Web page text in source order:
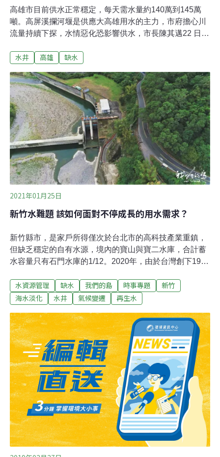
高雄市目前供水正常穩定，每天需水量約140萬到145萬
噸。高屏溪攔河堰是供應大高雄用水的主力，市府擔心川
流量持續下探，水情惡化恐影響供水，市長陳其邁22 日要
說明水情現況、抗旱應變方式，包括研議調度南化水庫回
SPA池等用水。高市府水利局指出，透過區域供水調度，
如南化水庫回送水源給大高雄、啟用151口抗旱水井並擴
大抽水量等，以因應民生需求，相關方案都要超前部署。
水井 高雄 缺水
2021年01月25日
新竹水難題 該如何面對不停成長的用水需求？
新竹縣市，是家戶所得僅次於台北市的高科技產業重鎮，
但缺乏穩定的自有水源，境內的寶山與寶二水庫，合計蓄
水容量只有石門水庫的1/12。2020年，由於台灣創下1964
旱象當前，首當其衝的便是農民。政府在2020年10月中宣
布，桃竹苗地區共1.9萬公頃的農田停灌，來不及成熟的稻
田圳路，因停止取水完全乾涸，其中的生物紛紛死亡。乾
渴的頭前溪流域 誰取走了水頭前溪是新竹地區的重要水
源，在水情穩定時期，新竹縣市每日所需的55萬噸自來
水，有大約50萬噸來自頭前溪流域，主要取水口包括上游
支流上坪溪的上坪堰，以及中下游的隆恩堰、湳雅取水
口。自來水公司表示，自2020年11月開始，隆恩堰的取水
量就比往常的每日20萬噸，平均少了5、6萬噸，現在要靠
水利署在頭前溪沿岸設置的17口備援水井，每日提供3.2萬
噸，才能勉強
水資源管理 缺水 我們的島 時事專題
新竹
海水淡化
水井 氣候變遷 再生水